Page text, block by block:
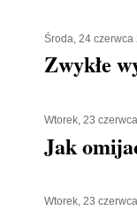
Środa, 24 czerwca
Zwykłe
Wtorek, 23
Jak
Wtorek, 23